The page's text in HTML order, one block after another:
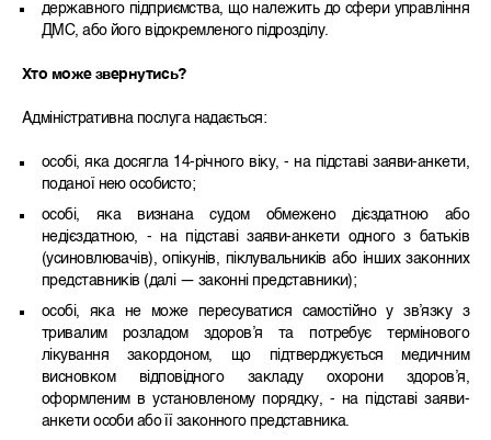
державного підприємства, що належить до сфери управління
ДМС, або його відокремленого підрозділу.
Хто може звернутись?
Адміністративна послуга надається:
особі, яка досягла 14-річного віку, - на підставі заяви-анкети,
поданої нею особисто;
особі, яка визнана судом обмежено дієздатною або
недієздатною, - на підставі заяви-анкети одного з батьків
(усиновлювачів), опікунів, піклувальників або інших законних
представників (далі — законні представники);
особі, яка не може пересуватися самостійно у зв’язку з
тривалим розладом здоров’я та потребує термінового
лікування закордоном, що підтверджується медичним
висновком відповідного закладу охорони здоров’я,
оформленим в установленому порядку, - на підставі заяви-
анкети особи або її законного представника.